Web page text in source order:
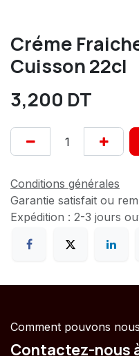
Créme
Cuisson 22cl
3,200 DT
Conditions générales
Garantie satisfait ou
Expédition : 2-3 jours
Comment pouvons
Contactez-nous